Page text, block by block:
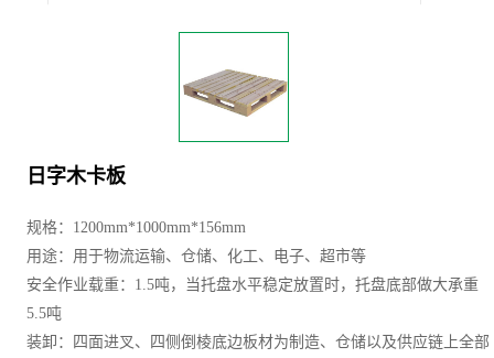
日字木卡板
规格：1200mm*1000mm*156mm
用途：用于物流运输、仓储、化工、电子、超市等
安全作业载重：1.5吨，当托盘水平稳定放置时，托盘底部做大承重
5.5吨
装卸：四面进叉、四侧倒棱底边板材为制造、仓储以及供应链上全部